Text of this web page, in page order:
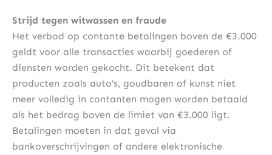
Strijd tegen witwassen en fraude
Het verbod op contante betalingen boven de €3.000
geldt voor alle transacties waarbij goederen of
diensten worden gekocht. Dit betekent dat
producten zoals auto’s, goudbaren of kunst niet
meer volledig in contanten mogen worden betaald
als het bedrag boven de limiet van €3.000 ligt.
Betalingen moeten in dat geval via
bankoverschrijvingen of andere elektronische